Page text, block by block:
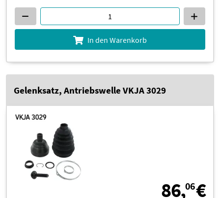
In den Warenkorb
Gelenksatz, Antriebswelle VKJA 3029
86,06€